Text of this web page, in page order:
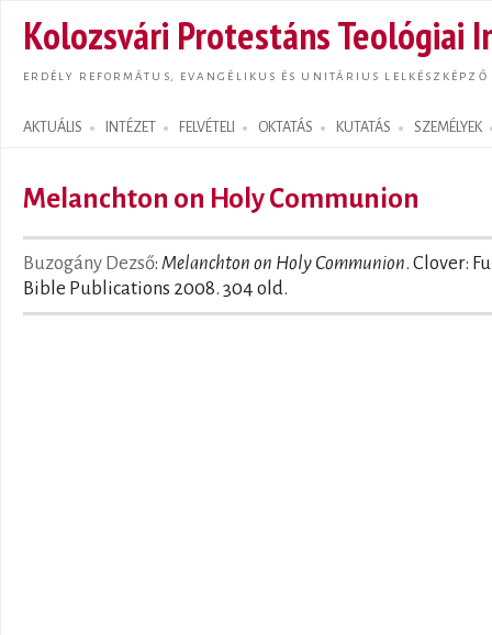
Kolozsvári Protestáns Teológiai
ERDÉLY REFORMÁTUS, EVANGÉLIKUS ÉS UNITÁRIUS LELKÉSZKÉPZŐ
AKTUÁLIS INTÉZET FELVÉTELI OKTATÁS KUTATÁS SZEMÉLYEK
Search form
Melanchton on Holy Communion
Buzogány Dezső: Melanchton on Holy Communion. Clover:
Bible Publications 2008. 304 old.